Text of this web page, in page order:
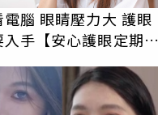
電腦 眼睛壓力大 護眼
入手【安心護眼定期